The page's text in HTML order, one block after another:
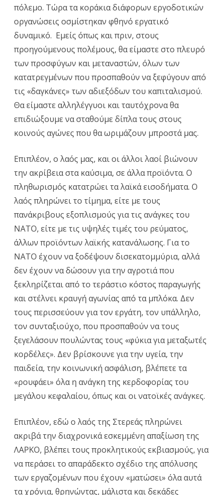
πόλεμο. Τώρα τα κοράκια διάφορων εργοδοτικών
οργανώσεις οσμίστηκαν φθηνό εργατικό
δυναμικό. Εμείς όπως και πριν, στους
προηγούμενους πολέμους, θα είμαστε στο πλευρό
των προσφύγων και μεταναστών, όλων των
κατατρεγμένων που προσπαθούν να ξεφύγουν από
τις «δαγκάνες» των αδιεξόδων του καπιταλισμού.
Θα είμαστε αλληλέγγυοι και ταυτόχρονα θα
επιδιώξουμε να σταθούμε δίπλα τους στους
κοινούς αγώνες που θα ωριμάζουν μπροστά μας.
Επιπλέον, ο λαός μας, και οι άλλοι λαοί βιώνουν
την ακρίβεια στα καύσιμα, σε άλλα προϊόντα. Ο
πληθωρισμός κατατρώει τα λαϊκά εισοδήματα. Ο
λαός πληρώνει το τίμημα, είτε με τους
πανάκριβους εξοπλισμούς για τις ανάγκες του
ΝΑΤΟ, είτε με τις υψηλές τιμές του ρεύματος,
άλλων προϊόντων λαϊκής κατανάλωσης. Για το
ΝΑΤΟ έχουν να ξοδέψουν δισεκατομμύρια, αλλά
δεν έχουν να δώσουν για την αγροτιά που
ξεκληρίζεται από το τεράστιο κόστος παραγωγής
και στέλνει κραυγή αγωνίας από τα μπλόκα. Δεν
τους περισσεύουν για τον εργάτη, τον υπάλληλο,
τον συνταξιούχο, που προσπαθούν να τους
ξεγελάσουν πουλώντας τους «φύκια για μεταξωτές
κορδέλες». Δεν βρίσκουνε για την υγεία, την
παιδεία, την κοινωνική ασφάλιση, βλέπετε τα
«ρουφάει» όλα η ανάγκη της κερδοφορίας του
μεγάλου κεφαλαίου, όπως και οι νατοϊκές ανάγκες.
Επιπλέον, εδώ ο λαός της Στερεάς πληρώνει
ακριβά την διαχρονικά εσκεμμένη απαξίωση της
ΛΑΡΚΟ, βλέπει τους προκλητικούς εκβιασμούς, για
να περάσει το απαράδεκτο σχέδιο της απόλυσης
των εργαζομένων που έχουν «ματώσει» όλα αυτά
τα χρόνια, θρηνώντας, μάλιστα και δεκάδες